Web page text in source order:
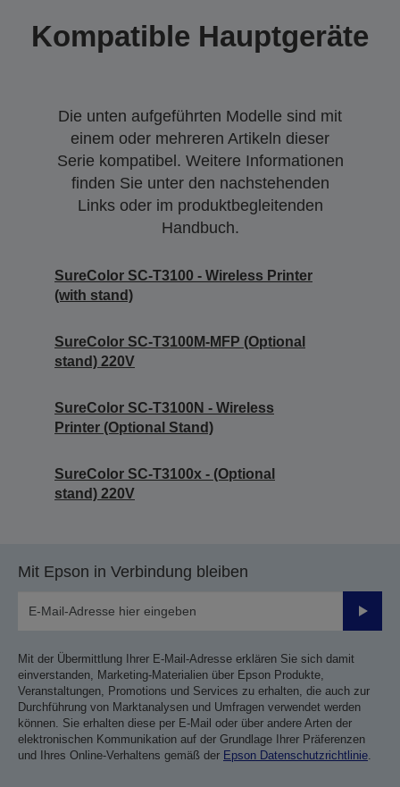
Kompatible Hauptgeräte
Die unten aufgeführten Modelle sind mit
einem oder mehreren Artikeln dieser
Serie kompatibel. Weitere Informationen
finden Sie unter den nachstehenden
Links oder im produktbegleitenden
Handbuch.
SureColor SC-T3100 - Wireless Printer
(with stand)
SureColor SC-T3100M-MFP (Optional
stand) 220V
SureColor SC-T3100N - Wireless
Printer (Optional Stand)
SureColor SC-T3100x - (Optional
stand) 220V
Mit Epson in Verbindung bleiben
Mit der Übermittlung Ihrer E-Mail-Adresse erklären Sie sich damit
einverstanden, Marketing-Materialien über Epson Produkte,
Veranstaltungen, Promotions und Services zu erhalten, die auch zur
Durchführung von Marktanalysen und Umfragen verwendet werden
können. Sie erhalten diese per E-Mail oder über andere Arten der
elektronischen Kommunikation auf der Grundlage Ihrer Präferenzen
und Ihres Online-Verhaltens gemäß der Epson Datenschutzrichtlinie.